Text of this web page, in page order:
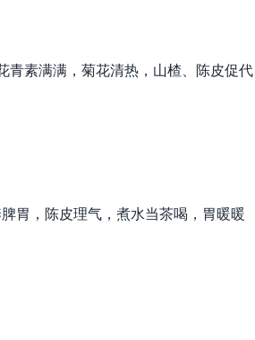
青素满满，菊花清热，山楂、陈皮促代
胃，陈皮理气，煮水当茶喝，胃暖暖